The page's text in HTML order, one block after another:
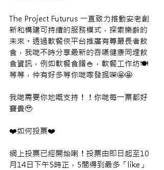
The Project Futurus 一直致力推動安老創
新和構建可持續的服務模式，探索樂齡的
未來。透過軟餐俠平台推廣有尊嚴長者飲
食，我哋不時分享最新的吞嚥健康同埋飲
食資訊，例如軟餐食譜🍚，軟餐工作坊🍽️
等等，仲有好多等你哋嚟發掘㗎🤩🤩
我哋需要你地嘅支持！！你哋每一票都好
寶貴🥹
❤️如何投票❤️
網上投票已經開始喇！投票由即日起至10
月14日下午5時正，5間得到最多「like」